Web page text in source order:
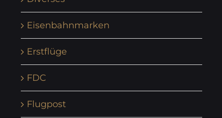
Eisenbahnmarken
Erstflüge
FDC
Flugpost